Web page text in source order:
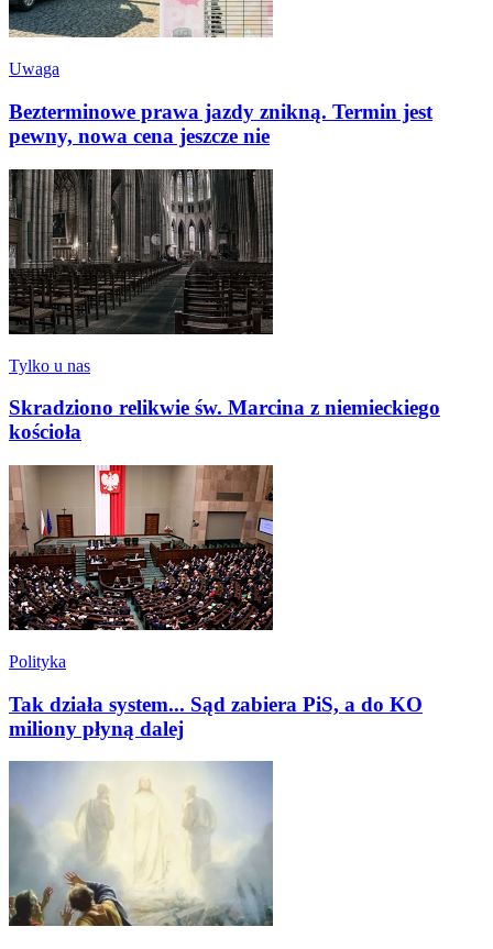
Uwaga
Bezterminowe prawa jazdy znikną. Termin jest
pewny, nowa cena jeszcze nie
Tylko u nas
Skradziono relikwie św. Marcina z niemieckiego
kościoła
Polityka
Tak działa system... Sąd zabiera PiS, a do KO
miliony płyną dalej